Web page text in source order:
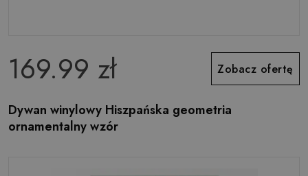
169.99 zł Zobacz ofertę
Dywan winylowy Hiszpańska geometria
ornamentalny wzór